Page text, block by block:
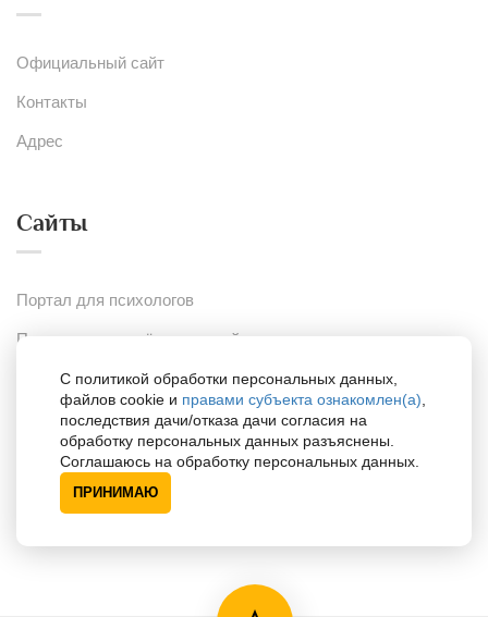
Официальный сайт
Контакты
Адрес
Сайты
Портал для психологов
Портал для одарённых детей
Поддержка
Специалисты по районам
С политикой обработки персональных данных,
файлов cookie и правами субъекта ознакомлен(а),
последствия дачи/отказа дачи согласия на
обработку персональных данных разъяснены.
Соглашаюсь на обработку персональных данных.
ПРИНИМАЮ